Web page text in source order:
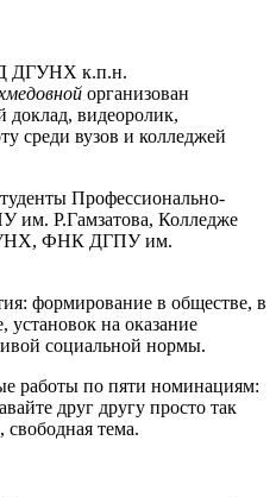
ДГУНХ к.п.н.
организован
видеоролик,
среди вузов и колледжей
Профессионально-
им. Р.Гамзатова, Колледже
ФНК ДГПУ им.
формирование в обществе, в
установок на оказание
социальной нормы.
работы по пяти номинациям:
друг другу просто так
тема.